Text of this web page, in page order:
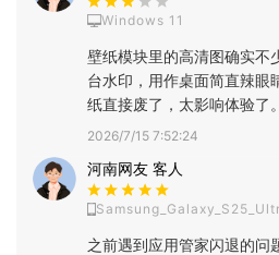
Windows 11
壁纸模块里的高清图确实不
台水印，用作桌面简直辣眼
纸直接废了，太影响体验了。
2026/7/15 7:52:24
河南网友 客人
之前遇到应用管家闪退的问